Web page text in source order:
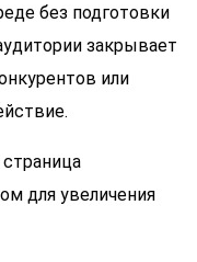
без подготовки
закрывает
или
для увеличения